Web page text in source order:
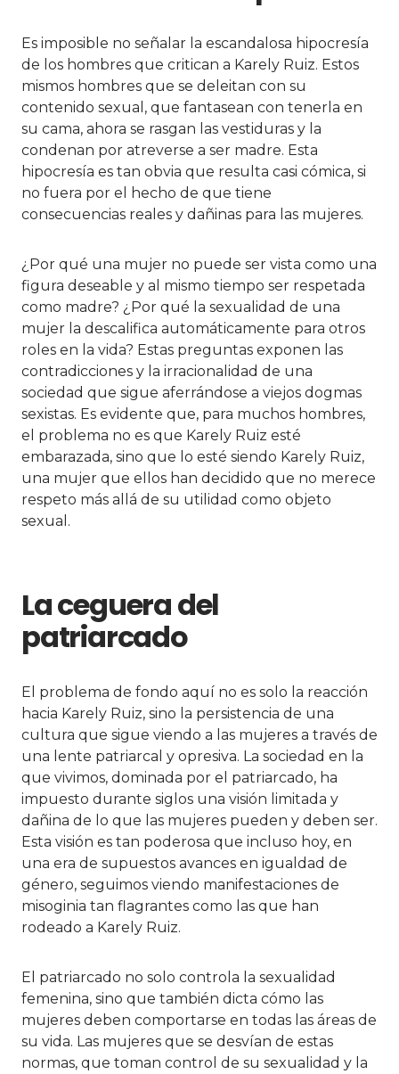
Es imposible no señalar la escandalosa hipocresía
de los hombres que critican a Karely Ruiz. Estos
mismos hombres que se deleitan con su
contenido sexual, que fantasean con tenerla en
su cama, ahora se rasgan las vestiduras y la
condenan por atreverse a ser madre. Esta
hipocresía es tan obvia que resulta casi cómica, si
no fuera por el hecho de que tiene
consecuencias reales y dañinas para las mujeres.
¿Por qué una mujer no puede ser vista como una
figura deseable y al mismo tiempo ser respetada
como madre? ¿Por qué la sexualidad de una
mujer la descalifica automáticamente para otros
roles en la vida? Estas preguntas exponen las
contradicciones y la irracionalidad de una
sociedad que sigue aferrándose a viejos dogmas
sexistas. Es evidente que, para muchos hombres,
el problema no es que Karely Ruiz esté
embarazada, sino que lo esté siendo Karely Ruiz,
una mujer que ellos han decidido que no merece
respeto más allá de su utilidad como objeto
sexual.
La ceguera del
patriarcado
El problema de fondo aquí no es solo la reacción
hacia Karely Ruiz, sino la persistencia de una
cultura que sigue viendo a las mujeres a través de
una lente patriarcal y opresiva. La sociedad en la
que vivimos, dominada por el patriarcado, ha
impuesto durante siglos una visión limitada y
dañina de lo que las mujeres pueden y deben ser.
Esta visión es tan poderosa que incluso hoy, en
una era de supuestos avances en igualdad de
género, seguimos viendo manifestaciones de
misoginia tan flagrantes como las que han
rodeado a Karely Ruiz.
El patriarcado no solo controla la sexualidad
femenina, sino que también dicta cómo las
mujeres deben comportarse en todas las áreas de
su vida. Las mujeres que se desvían de estas
normas, que toman control de su sexualidad y la